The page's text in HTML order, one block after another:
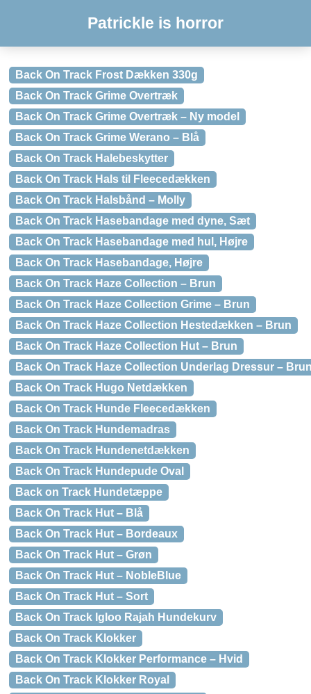
Patrickle is horror
Back On Track Frost Dækken 330g
Back On Track Grime Overtræk
Back On Track Grime Overtræk – Ny model
Back On Track Grime Werano – Blå
Back On Track Halebeskytter
Back On Track Hals til Fleecedækken
Back On Track Halsbånd – Molly
Back On Track Hasebandage med dyne, Sæt
Back On Track Hasebandage med hul, Højre
Back On Track Hasebandage, Højre
Back On Track Haze Collection – Brun
Back On Track Haze Collection Grime – Brun
Back On Track Haze Collection Hestedækken – Brun
Back On Track Haze Collection Hut – Brun
Back On Track Haze Collection Underlag Dressur –
Back On Track Hugo Netdækken
Back On Track Hunde Fleecedækken
Back On Track Hundemadras
Back On Track Hundenetdækken
Back On Track Hundepude Oval
Back on Track Hundetæppe
Back On Track Hut – Blå
Back On Track Hut – Bordeaux
Back On Track Hut – Grøn
Back On Track Hut – NobleBlue
Back On Track Hut – Sort
Back On Track Igloo Rajah Hundekurv
Back On Track Klokker
Back On Track Klokker Performance – Hvid
Back On Track Klokker Royal